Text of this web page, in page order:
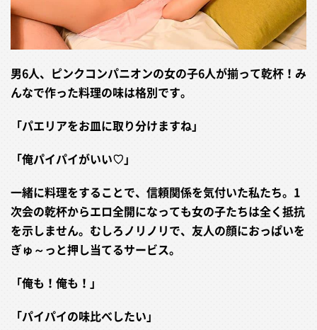
男6人、ピンクコンパニオンの女の子6人が揃って乾杯！み
んなで作った料理の味は格別です。
「パエリアをお皿に取り分けますね」
「俺パイパイがいい♡」
一緒に料理をすることで、信頼関係を気付いた私たち。1
次会の乾杯からエロ全開になっても女の子たちは全く抵抗
を示しません。むしろノリノリで、友人の顔におっぱいを
ぎゅ～っと押し当てるサービス。
「俺も！俺も！」
「パイパイの味比べしたい」